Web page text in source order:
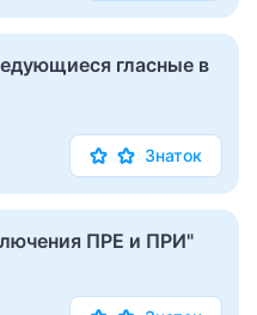
гласные в
Знаток
ПРЕ и ПРИ"